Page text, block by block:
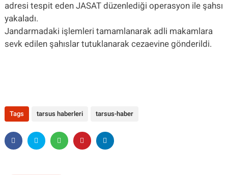
adresi tespit eden JASAT düzenlediği operasyon ile şahsı
yakaladı.
Jandarmadaki işlemleri tamamlanarak adli makamlara
sevk edilen şahıslar tutuklanarak cezaevine gönderildi.
Tags tarsus haberleri tarsus-haber